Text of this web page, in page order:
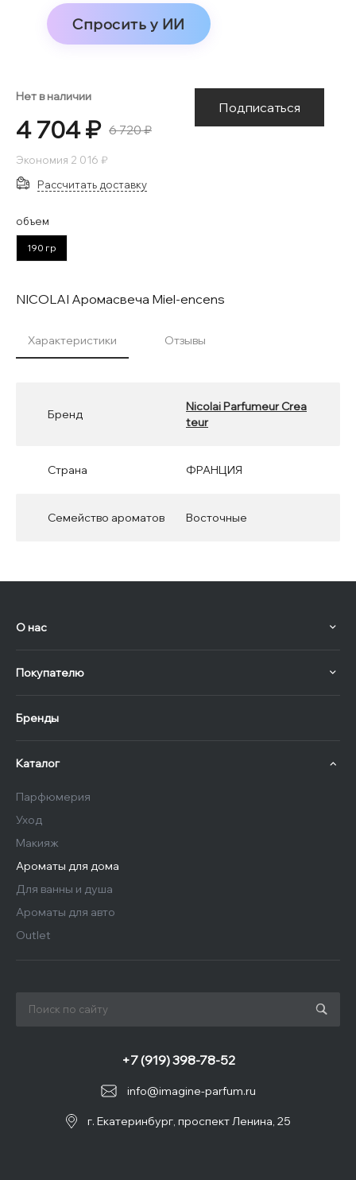
Спросить у ИИ
Нет в наличии
4 704 ₽ 6 720 ₽
Экономия 2 016 ₽
Подписаться
Рассчитать доставку
объем
190 гр
NICOLAI Аромасвеча Miel-encens
Характеристики Отзывы
Бренд
Nicolai Parfumeur Crea
teur
Страна ФРАНЦИЯ
Семейство ароматов Восточные
О нас
Покупателю
Бренды
Каталог
Парфюмерия
Уход
Макияж
Ароматы для дома
Для ванны и душа
Ароматы для авто
Outlet
info@imagine-parfum.ru
+7 (919) 398-78-52
г. Екатеринбург, проспект Ленина, 25